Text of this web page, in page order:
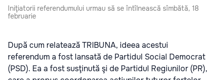
Iniţiatorii referendumului urmau să se întîlnească sîmbătă, 18
februarie
După cum relatează TRIBUNA, ideea acestui
referendum a fost lansată de Partidul Social Democrat
(PSD). Ea a fost susţinută şi de Partidul Regiunilor (PR),